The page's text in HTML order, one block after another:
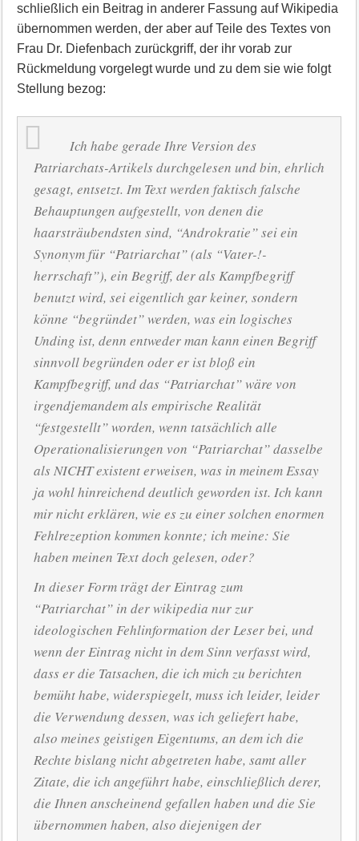
schließlich ein Beitrag in anderer Fassung auf Wikipedia
übernommen werden, der aber auf Teile des Textes von
Frau Dr. Diefenbach zurückgriff, der ihr vorab zur
Rückmeldung vorgelegt wurde und zu dem sie wie folgt
Stellung bezog:
Ich habe gerade Ihre Version des
Patriarchats-Artikels durchgelesen und bin, ehrlich
gesagt, entsetzt. Im Text werden faktisch falsche
Behauptungen aufgestellt, von denen die
haarsträubendsten sind, “Androkratie” sei ein
Synonym für “Patriarchat” (als “Vater-!-
herrschaft”), ein Begriff, der als Kampfbegriff
benutzt wird, sei eigentlich gar keiner, sondern
könne “begründet” werden, was ein logisches
Unding ist, denn entweder man kann einen Begriff
sinnvoll begründen oder er ist bloß ein
Kampfbegriff, und das “Patriarchat” wäre von
irgendjemandem als empirische Realität
“festgestellt” worden, wenn tatsächlich alle
Operationalisierungen von “Patriarchat” dasselbe
als NICHT existent erweisen, was in meinem Essay
ja wohl hinreichend deutlich geworden ist. Ich kann
mir nicht erklären, wie es zu einer solchen enormen
Fehlrezeption kommen konnte; ich meine: Sie
haben meinen Text doch gelesen, oder?
In dieser Form trägt der Eintrag zum
“Patriarchat” in der wikipedia nur zur
ideologischen Fehlinformation der Leser bei, und
wenn der Eintrag nicht in dem Sinn verfasst wird,
dass er die Tatsachen, die ich mich zu berichten
bemüht habe, widerspiegelt, muss ich leider, leider
die Verwendung dessen, was ich geliefert habe,
also meines geistigen Eigentums, an dem ich die
Rechte bislang nicht abgetreten habe, samt aller
Zitate, die ich angeführt habe, einschließlich derer,
die Ihnen anscheinend gefallen haben und die Sie
übernommen haben, also diejenigen der